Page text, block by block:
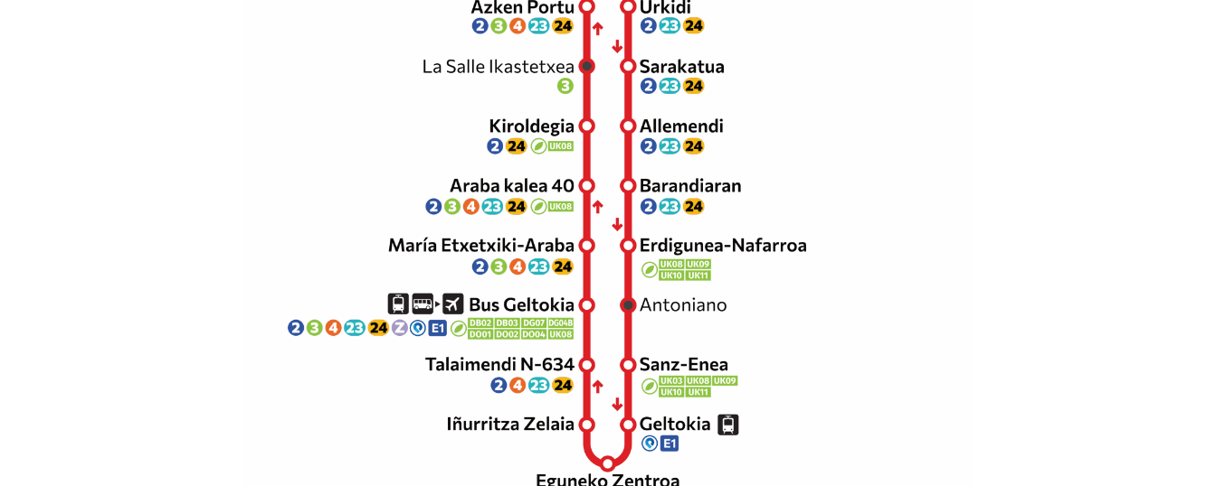
EGUNERO, URTE OSOAN. TODOS LOS DÍAS, TODO EL AÑO.